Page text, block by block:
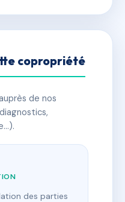
copropriété
de nos
des parties